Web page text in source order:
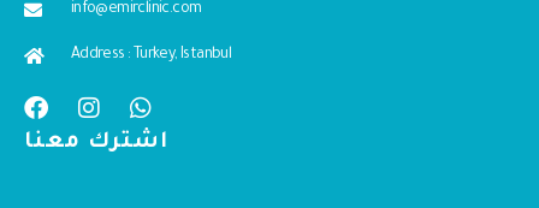
info@emirclinic.com
Address : Turkey, Istanbul
اشترك معنا